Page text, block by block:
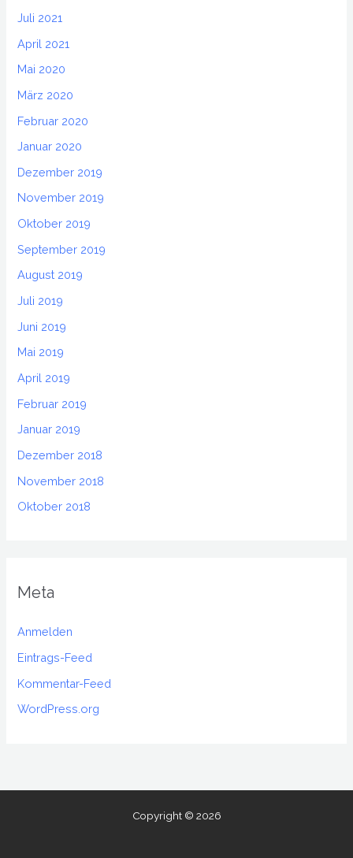
Juli 2021
April 2021
Mai 2020
März 2020
Februar 2020
Januar 2020
Dezember 2019
November 2019
Oktober 2019
September 2019
August 2019
Juli 2019
Juni 2019
Mai 2019
April 2019
Februar 2019
Januar 2019
Dezember 2018
November 2018
Oktober 2018
Meta
Anmelden
Eintrags-Feed
Kommentar-Feed
WordPress.org
Copyright © 2026